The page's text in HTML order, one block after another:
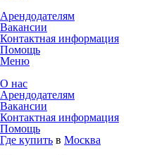
Арендодателям
Вакансии
Контактная информация
Помощь
Меню
О нас
Арендодателям
Вакансии
Контактная информация
Помощь
Где купить в Москва